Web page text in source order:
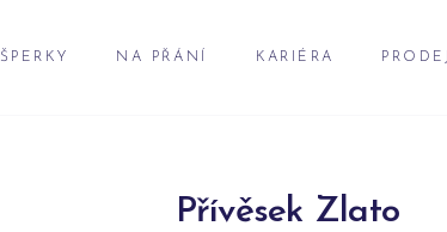
ŠPERKY NA PŘÁNÍ KARIÉRA
Přívěsek Zlato